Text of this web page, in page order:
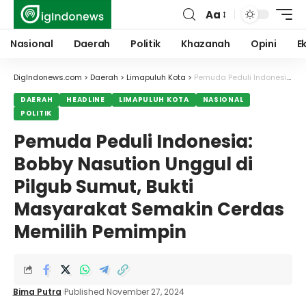
Font
Resizer
Aa
Nasional Daerah Politik Khazanah Opini
DigIndonews.com > Daerah > Limapuluh Kota > Pemuda Peduli Indonesia: Bobby Nasution Unggul di Pilgub Sumut, Bukti Masyarakat Semakin Cerdas Memilih Pemimpin
DAERAH HEADLINE LIMAPULUH KOTA
NASIONAL
POLITIK
Pemuda Peduli Indonesia:
Bobby Nasution Unggul di
Pilgub Sumut, Bukti
Masyarakat Semakin Cerdas
Memilih Pemimpin
Bima Putra Published November 27, 2024